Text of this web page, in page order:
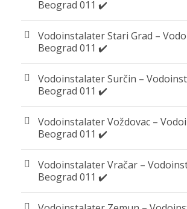
Beograd 011 ✔️
Vodoinstalater Stari Grad –
Beograd 011 ✔️
Vodoinstalater Surčin –
Beograd 011 ✔️
Vodoinstalater Voždovac –
Beograd 011 ✔️
Vodoinstalater Vračar –
Beograd 011 ✔️